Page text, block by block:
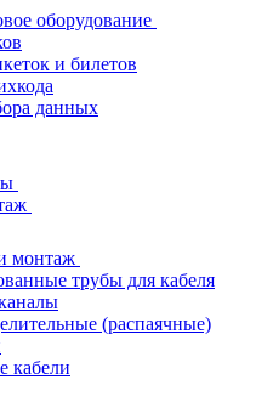
оборудование
и билетов
данных
монтаж
трубы для кабеля
(распаячные)
кабели